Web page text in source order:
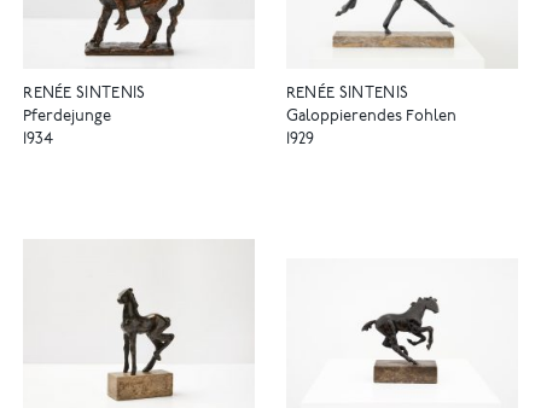
RENÉE SINTENIS
Pferdejunge
1934
RENÉE SINTENIS
Galoppierendes Fohlen
1929